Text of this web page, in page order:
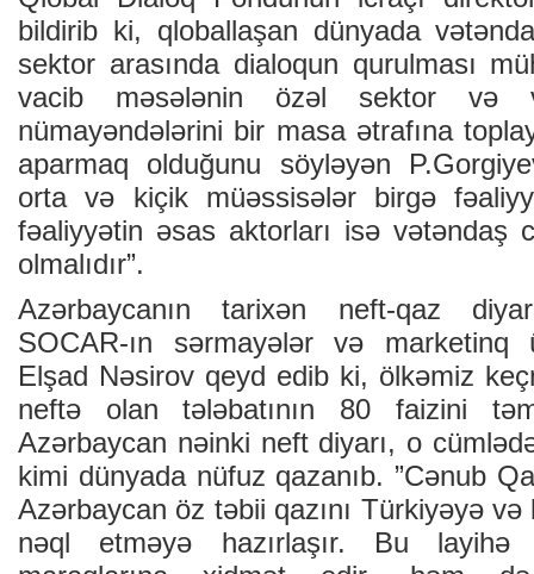
bildirib ki, qloballaşan dünyada
sektor arasında dialoqun qurulması
vacib məsələnin özəl sektor və
nümayəndələrini bir masa ətrafına
aparmaq olduğunu söyləyən
orta və kiçik müəssisələr birgə
fəaliyyətin əsas aktorları isə vətəndaş
olmalıdır”.
Azərbaycanın tarixən neft-qaz
SOCAR-ın sərmayələr və marketinq
Elşad Nəsirov qeyd edib ki, ölkəmiz
neftə olan tələbatının 80 faizini
Azərbaycan nəinki neft diyarı, o
kimi dünyada nüfuz qazanıb. ”Cənub
Azərbaycan öz təbii qazını Türkiyəyə
nəql etməyə hazırlaşır. Bu layihə